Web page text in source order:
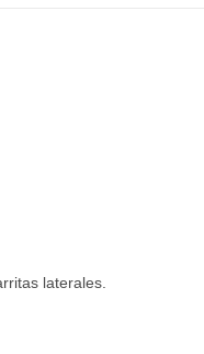
laterales.